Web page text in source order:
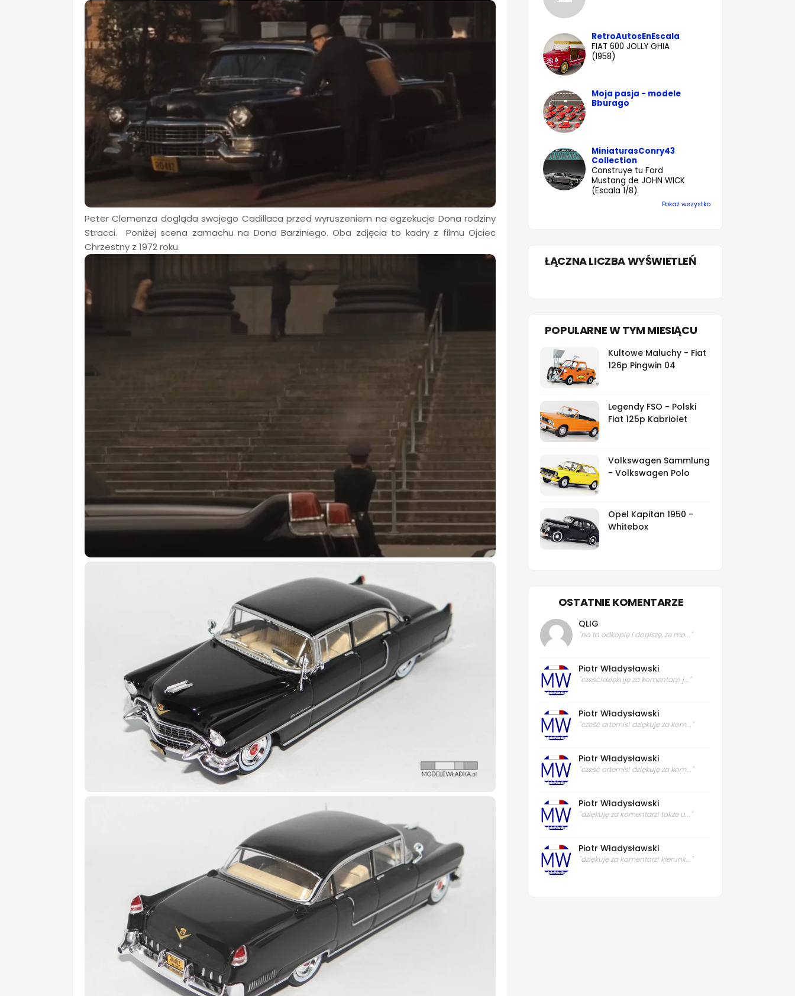
Peter Clemenza dogląda swojego Cadillaca przed wyruszeniem na egzekucje Dona rodziny
Stracci. Poniżej scena zamachu na Dona Barziniego. Oba zdjęcia to kadry z filmu Ojciec
Chrzestny z 1972 roku.
RetroAutosEnEscala
FIAT 600 JOLLY GHIA
(1958)
Moja pasja - modele
Bburago
MiniaturasConry43
Collection
Construye tu Ford
Mustang de JOHN WICK
(Escala 1/8).
Pokaż wszystko
ŁĄCZNA LICZBA WYŚWIETLEŃ
POPULARNE W TYM MIESIĄCU
Kultowe Maluchy - Fiat
126p Pingwin 04
Legendy FSO - Polski
Fiat 125p Kabriolet
Volkswagen Sammlung
- Volkswagen Polo
Opel Kapitan 1950 -
Whitebox
OSTATNIE KOMENTARZE
QLIG
"no to odkopię i dopiszę, że mo..."
Piotr Władysławski
"cześć!dziękuję za komentarz! j..."
Piotr Władysławski
"cześć artemis! dziękuję za kom..."
Piotr Władysławski
"cześć artemis! dziękuję za kom..."
Piotr Władysławski
"dziękuję za komentarz! także u..."
Piotr Władysławski
"dziękuję za komentarz! kierunk..."